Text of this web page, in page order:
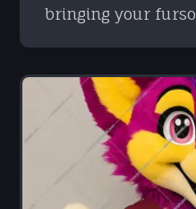
bringing your